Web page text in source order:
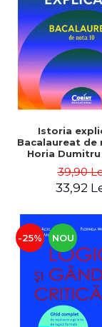
Istoria
Bacalaureat de
Horia
39,90
33,92
-25% NOU